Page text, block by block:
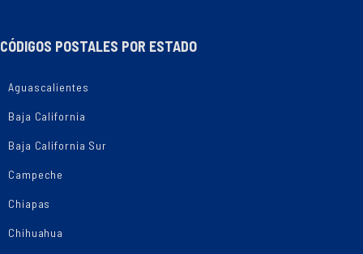
CÓDIGOS POSTALES POR ESTADO
Aguascalientes
Baja California
Baja California Sur
Campeche
Chiapas
Chihuahua